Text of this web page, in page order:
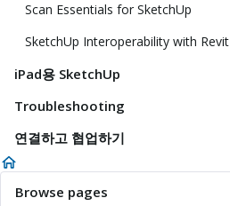
Scan Essentials for SketchUp
SketchUp Interoperability with Revit
iPad용 SketchUp
Troubleshooting
연결하고 협업하기
Browse pages